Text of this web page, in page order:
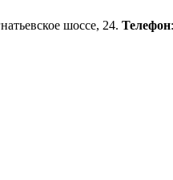
шоссе, 24. Телефон